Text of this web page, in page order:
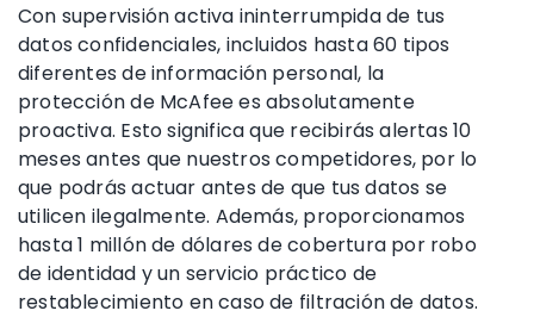
Con supervisión activa ininterrumpida de tus
datos confidenciales, incluidos hasta 60 tipos
diferentes de información personal, la
protección de McAfee es absolutamente
proactiva. Esto significa que recibirás alertas 10
meses antes que nuestros competidores, por lo
que podrás actuar antes de que tus datos se
utilicen ilegalmente. Además, proporcionamos
hasta 1 millón de dólares de cobertura por robo
de identidad y un servicio práctico de
restablecimiento en caso de filtración de datos.